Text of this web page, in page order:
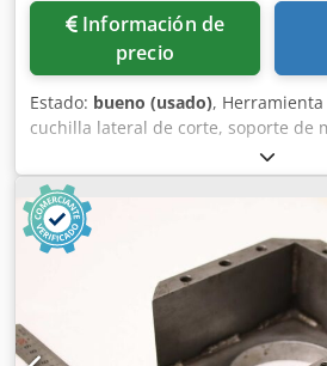
Información de
precio
Estado: bueno (usado),
cuchilla lateral de corte, soporte de
de separación, herramienta de
matriz de estampación, punzón de
de estampación, punzón de corte
corte, herramienta de corte -
para cizalla de acero perfilado,
unidades -Distancia entre orificios:
Dimensiones: ver fotos -Entrega/
Crsdpfxozr Hlne Alief -Dimensiones
175/107/125 mm (alto) -Peso: 6,1 kg/